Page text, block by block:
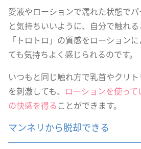
愛液やローションで濡れた状態で
と気持ちいいように、自分で触れる
「トロトロ」の質感をローション
ても気持ちよく感じられるのです。
いつもと同じ触れ方で乳首やクリ
を刺激しても、 ローションを使っ
の快感を得ることができます。
マンネリから脱却できる